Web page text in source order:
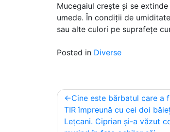
Mucegaiul crește și se
umede. În condiții de
sau alte culori pe suprafețe
Posted in Diverse
Post
navigation
Cine este bărbatul care a
TIR împreună cu cei doi
Lețcani. Ciprian și-a văzut